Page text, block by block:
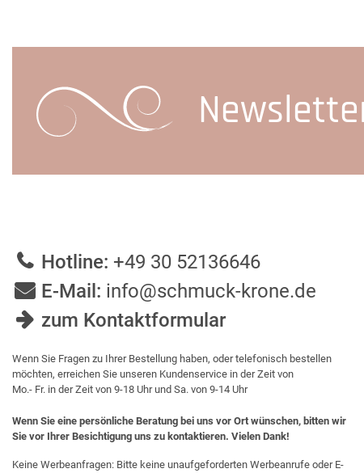
Hotline: +49 30 52136646
E-Mail: info@schmuck-krone.de
zum Kontaktformular
Wenn Sie Fragen zu Ihrer Bestellung haben, oder telefonisch bestellen
möchten, erreichen Sie unseren Kundenservice in der Zeit von
Mo.- Fr. in der Zeit von 9-18 Uhr und Sa. von 9-14 Uhr
Wenn Sie eine persönliche Beratung bei uns vor Ort wünschen, bitten wir
Sie vor Ihrer Besichtigung uns zu kontaktieren. Vielen Dank!
Keine Werbeanfragen: Bitte keine unaufgeforderten Werbeanrufe oder E-